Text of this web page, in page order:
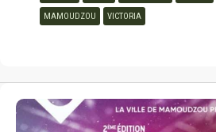
MAMOUDZOU VICTORIA